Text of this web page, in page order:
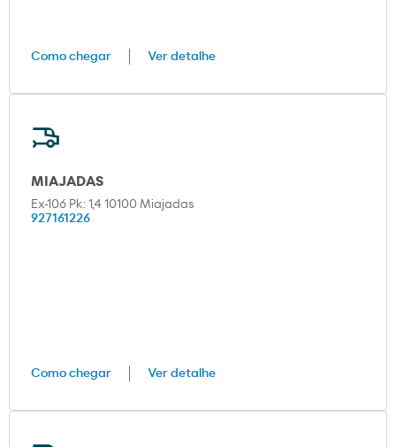
Como chegar Ver detalhe
MIAJADAS
Ex-106 Pk: 1,4 10100 Miajadas
927161226
Como chegar Ver detalhe